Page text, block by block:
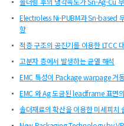
Electroless Ni-PUBM과 Sn-based
향
적층 구조의 공진기를 이용한 LTCC
고분자 층에서 발생하는 균열 해석
EMC 특성이 Package warpage 거
EMC 와 Ag 도금된 leadframe 표면
솔더재료의 확산을 이용한 미세피치